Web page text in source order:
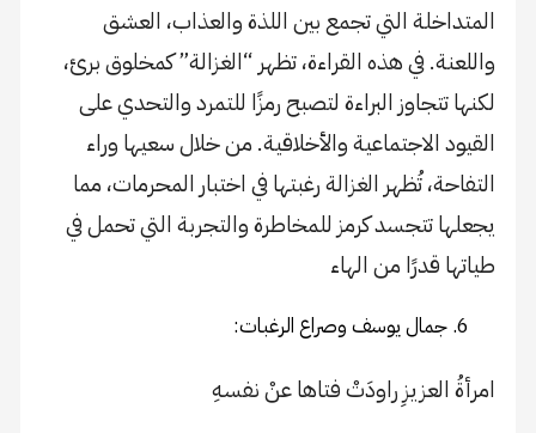
المتداخلة التي تجمع بين اللذة والعذاب، العشق
واللعنة. في هذه القراءة، تظهر “الغزالة” كمخلوق برئ،
لكنها تتجاوز البراءة لتصبح رمزًا للتمرد والتحدي على
القيود الاجتماعية والأخلاقية. من خلال سعيها وراء
التفاحة، تُظهر الغزالة رغبتها في اختبار المحرمات، مما
يجعلها تتجسد كرمز للمخاطرة والتجربة التي تحمل في
طياتها قدرًا من الهاء
جمال يوسف وصراع الرغبات:
امرأةُ العزيزِ راودَتْ فتاها عنْ نفسهِ